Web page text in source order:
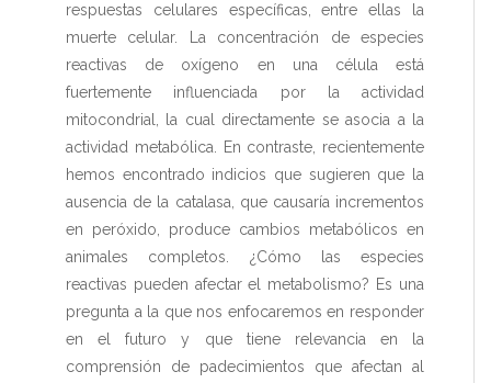
respuestas celulares específicas, entre ellas la
muerte celular. La concentración de especies
reactivas de oxígeno en una célula está
fuertemente influenciada por la actividad
mitocondrial, la cual directamente se asocia a la
actividad metabólica. En contraste, recientemente
hemos encontrado indicios que sugieren que la
ausencia de la catalasa, que causaría incrementos
en peróxido, produce cambios metabólicos en
animales completos. ¿Cómo las especies
reactivas pueden afectar el metabolismo? Es una
pregunta a la que nos enfocaremos en responder
en el futuro y que tiene relevancia en la
comprensión de padecimientos que afectan al